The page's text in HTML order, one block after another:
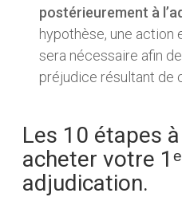
postérieurement à
hypothèse, une action
sera nécessaire afin
préjudice résultant de
Les 10 étapes
acheter votre
adjudication.